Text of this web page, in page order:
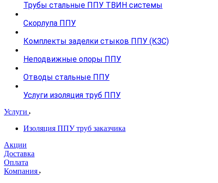
Трубы стальные ППУ ТВИН системы
Скорлупа ППУ
Комплекты заделки стыков ППУ (КЗС)
Неподвижные опоры ППУ
Отводы стальные ППУ
Услуги изоляция труб ППУ
Услуги
Изоляция ППУ труб заказчика
Акции
Доставка
Оплата
Компания